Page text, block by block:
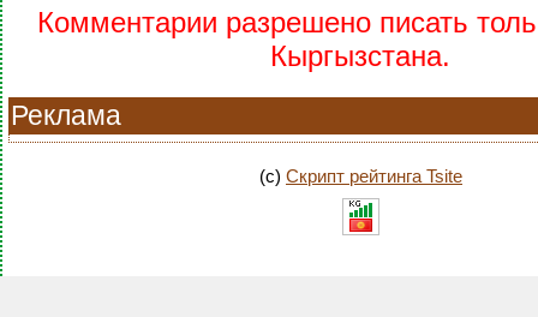
Комментарии разрешено писать
Кыргызстана.
Реклама
(c) Скрипт рейтинга Tsite